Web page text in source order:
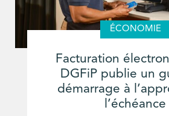
ÉCONOMIE
Facturation
DGFiP publie un
démarrage à
l’échéance